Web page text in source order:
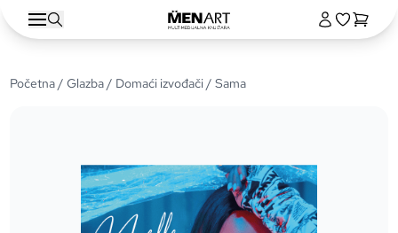
Početna/Glazba/ Domaći izvođači/ Sama